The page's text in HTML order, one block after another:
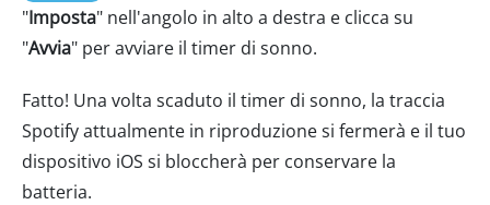
"Imposta" nell'angolo in alto a destra e clicca su
"Avvia" per avviare il timer di sonno.
Fatto! Una volta scaduto il timer di sonno, la traccia
Spotify attualmente in riproduzione si fermerà e il tuo
dispositivo iOS si bloccherà per conservare la
batteria.